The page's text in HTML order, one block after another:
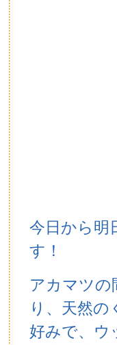
今日から明
す！
アカマツの
り、天然
好みで、ウ